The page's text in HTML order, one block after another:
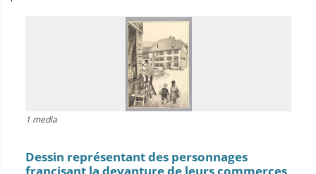
1 media
Dessin représentant des personnages